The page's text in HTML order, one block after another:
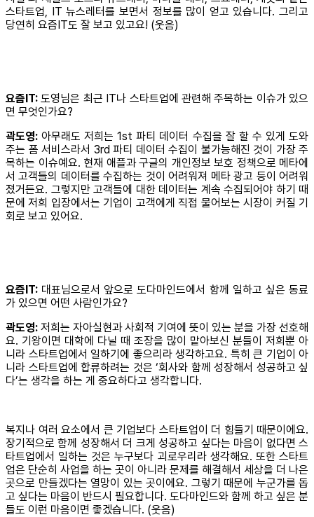
스타트업, IT 뉴스레터를 보면서 정보를 많이 얻고 있습니다. 그리고
당연히 요즘IT도 잘 보고 있고요! (웃음)
요즘IT: 도영님은 최근 IT나 스타트업에 관련해 주목하는 이슈가 있으
면 무엇인가요?
곽도영: 아무래도 저희는 1st 파티 데이터 수집을 잘 할 수 있게 도와
주는 폼 서비스라서 3rd 파티 데이터 수집이 불가능해진 것이 가장 주
목하는 이슈예요. 현재 애플과 구글의 개인정보 보호 정책으로 메타에
서 고객들의 데이터를 수집하는 것이 어려워져 메타 광고 등이 어려워
졌거든요. 그렇지만 고객들에 대한 데이터는 계속 수집되어야 하기 때
문에 저희 입장에서는 기업이 고객에게 직접 물어보는 시장이 커질 기
회로 보고 있어요.
요즘IT: 대표님으로서 앞으로 도다마인드에서 함께 일하고 싶은 동료
가 있으면 어떤 사람인가요?
곽도영: 저희는 자아실현과 사회적 기여에 뜻이 있는 분을 가장 선호해
요. 기왕이면 대학에 다닐 때 조장을 많이 맡아보신 분들이 저희뿐 아
니라 스타트업에서 일하기에 좋으리라 생각하고요. 특히 큰 기업이 아
니라 스타트업에 합류하려는 것은 ‘회사와 함께 성장해서 성공하고 싶
다’는 생각을 하는 게 중요하다고 생각합니다.
복지나 여러 요소에서 큰 기업보다 스타트업이 더 힘들기 때문이에요.
장기적으로 함께 성장해서 더 크게 성공하고 싶다는 마음이 없다면 스
타트업에서 일하는 것은 누구보다 괴로우리라 생각해요. 또한 스타트
업은 단순히 사업을 하는 곳이 아니라 문제를 해결해서 세상을 더 나은
곳으로 만들겠다는 열망이 있는 곳이에요. 그렇기 때문에 누군가를 돕
고 싶다는 마음이 반드시 필요합니다. 도다마인드와 함께 하고 싶은 분
들도 이런 마음이면 좋겠습니다. (웃음)